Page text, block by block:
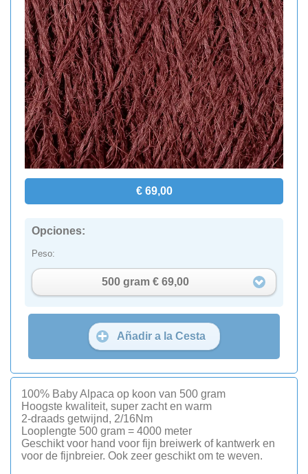
€ 69,00
Opciones:
Peso:
500 gram € 69,00
Añadir a la Cesta
100% Baby Alpaca op koon van 500 gram
Hoogste kwaliteit, super zacht en warm
2-draads getwijnd, 2/16Nm
Looplengte 500 gram = 4000 meter
Geschikt voor hand voor fijn breiwerk of kantwerk en
voor de fijnbreier. Ook zeer geschikt om te weven.